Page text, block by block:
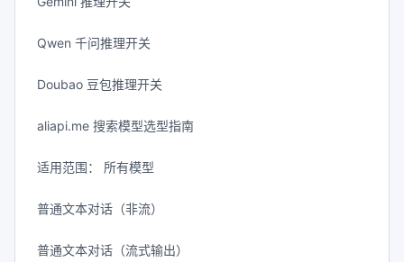
Qwen 千问推理开关
Doubao 豆包推理开关
aliapi.me 搜索模型选型指南
适用范围： 所有模型
普通文本对话（非流）
普通文本对话（流式输出）